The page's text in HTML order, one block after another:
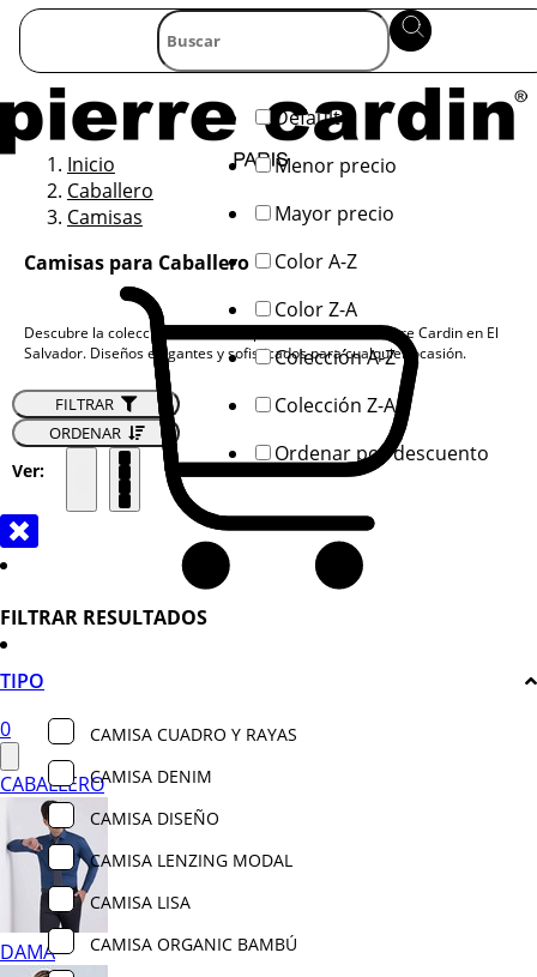
0
CABALLERO
DAMA
Inicio
Caballero
Camisas
Camisas para Caballero
Descubre la colección de camisas para caballero de Pierre Cardin en El
Salvador. Diseños elegantes y sofisticados para cualquier ocasión.
FILTRAR
ORDENAR
Ver:
FILTRAR RESULTADOS
TIPO
CAMISA CUADRO Y RAYAS
CAMISA DENIM
CAMISA DISEÑO
CAMISA LENZING MODAL
CAMISA LISA
CAMISA ORGANIC BAMBÚ
Default
Menor precio
Mayor precio
Color A-Z
Color Z-A
Colección A-Z
Colección Z-A
Ordenar por descuento